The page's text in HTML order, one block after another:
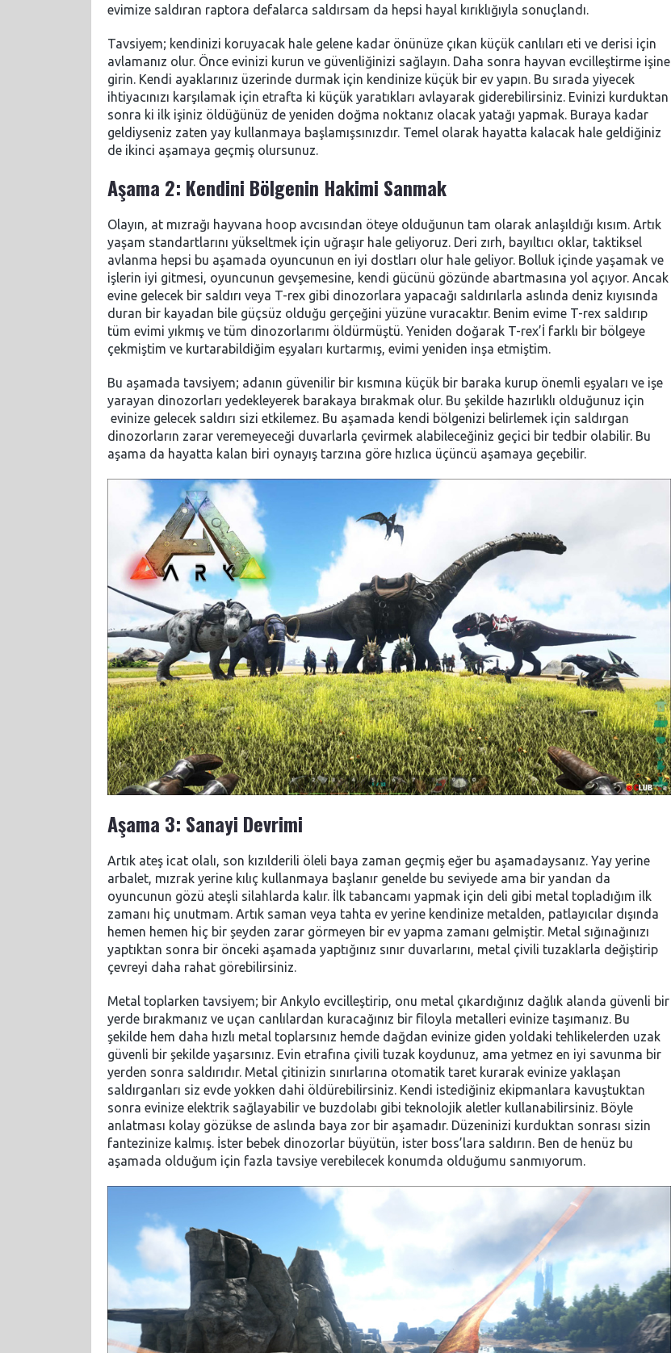
evimize saldıran raptora defalarca saldırsam da hepsi hayal kırıklığıyla sonuçlandı.
Tavsiyem; kendinizi koruyacak hale gelene kadar önünüze çıkan küçük canlıları eti ve derisi için
avlamanız olur. Önce evinizi kurun ve güvenliğinizi sağlayın. Daha sonra hayvan evcilleştirme işine
girin. Kendi ayaklarınız üzerinde durmak için kendinize küçük bir ev yapın. Bu sırada yiyecek
ihtiyacınızı karşılamak için etrafta ki küçük yaratıkları avlayarak giderebilirsiniz. Evinizi kurduktan
sonra ki ilk işiniz öldüğünüz de yeniden doğma noktanız olacak yatağı yapmak. Buraya kadar
geldiyseniz zaten yay kullanmaya başlamışsınızdır. Temel olarak hayatta kalacak hale geldiğiniz
de ikinci aşamaya geçmiş olursunuz.
Aşama 2: Kendini Bölgenin Hakimi Sanmak
Olayın, at mızrağı hayvana hoop avcısından öteye olduğunun tam olarak anlaşıldığı kısım. Artık
yaşam standartlarını yükseltmek için uğraşır hale geliyoruz. Deri zırh, bayıltıcı oklar, taktiksel
avlanma hepsi bu aşamada oyuncunun en iyi dostları olur hale geliyor. Bolluk içinde yaşamak ve
işlerin iyi gitmesi, oyuncunun gevşemesine, kendi gücünü gözünde abartmasına yol açıyor. Ancak
evine gelecek bir saldırı veya T-rex gibi dinozorlara yapacağı saldırılarla aslında deniz kıyısında
duran bir kayadan bile güçsüz olduğu gerçeğini yüzüne vuracaktır. Benim evime T-rex saldırıp
tüm evimi yıkmış ve tüm dinozorlarımı öldürmüştü. Yeniden doğarak T-rex’İ farklı bir bölgeye
çekmiştim ve kurtarabildiğim eşyaları kurtarmış, evimi yeniden inşa etmiştim.
Bu aşamada tavsiyem; adanın güvenilir bir kısmına küçük bir baraka kurup önemli eşyaları ve işe
yarayan dinozorları yedekleyerek barakaya bırakmak olur. Bu şekilde hazırlıklı olduğunuz için
evinize gelecek saldırı sizi etkilemez. Bu aşamada kendi bölgenizi belirlemek için saldırgan
dinozorların zarar veremeyeceği duvarlarla çevirmek alabileceğiniz geçici bir tedbir olabilir. Bu
aşama da hayatta kalan biri oynayış tarzına göre hızlıca üçüncü aşamaya geçebilir.
Aşama 3: Sanayi Devrimi
Artık ateş icat olalı, son kızılderili öleli baya zaman geçmiş eğer bu aşamadaysanız. Yay yerine
arbalet, mızrak yerine kılıç kullanmaya başlanır genelde bu seviyede ama bir yandan da
oyuncunun gözü ateşli silahlarda kalır. İlk tabancamı yapmak için deli gibi metal topladığım ilk
zamanı hiç unutmam. Artık saman veya tahta ev yerine kendinize metalden, patlayıcılar dışında
hemen hemen hiç bir şeyden zarar görmeyen bir ev yapma zamanı gelmiştir. Metal sığınağınızı
yaptıktan sonra bir önceki aşamada yaptığınız sınır duvarlarını, metal çivili tuzaklarla değiştirip
çevreyi daha rahat görebilirsiniz.
Metal toplarken tavsiyem; bir Ankylo evcilleştirip, onu metal çıkardığınız dağlık alanda güvenli bir
yerde bırakmanız ve uçan canlılardan kuracağınız bir filoyla metalleri evinize taşımanız. Bu
şekilde hem daha hızlı metal toplarsınız hemde dağdan evinize giden yoldaki tehlikelerden uzak
güvenli bir şekilde yaşarsınız. Evin etrafına çivili tuzak koydunuz, ama yetmez en iyi savunma bir
yerden sonra saldırıdır. Metal çitinizin sınırlarına otomatik taret kurarak evinize yaklaşan
saldırganları siz evde yokken dahi öldürebilirsiniz. Kendi istediğiniz ekipmanlara kavuştuktan
sonra evinize elektrik sağlayabilir ve buzdolabı gibi teknolojik aletler kullanabilirsiniz. Böyle
anlatması kolay gözükse de aslında baya zor bir aşamadır. Düzeninizi kurduktan sonrası sizin
fantezinize kalmış. İster bebek dinozorlar büyütün, ister boss’lara saldırın. Ben de henüz bu
aşamada olduğum için fazla tavsiye verebilecek konumda olduğumu sanmıyorum.